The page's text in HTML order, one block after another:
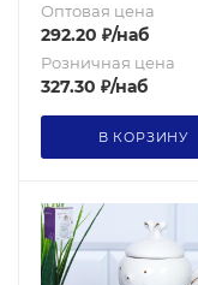
Оптовая цена
292.20 ₽/наб
Розничная цена
327.30 ₽/наб
В КОРЗИНУ